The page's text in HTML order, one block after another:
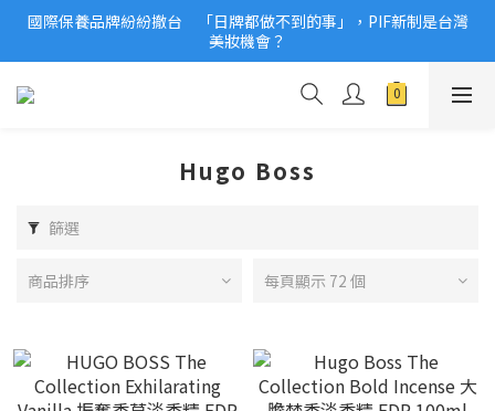
2026美妝小樣、試用品變少？PIF化妝品身分證7月上路！消費者
必懂5觀念
美妝機會？
2026美妝小樣、試用品變少？PIF化妝品身分證7月上路！消費者
Hugo Boss
篩選
商品排序 每頁顯示 72 個